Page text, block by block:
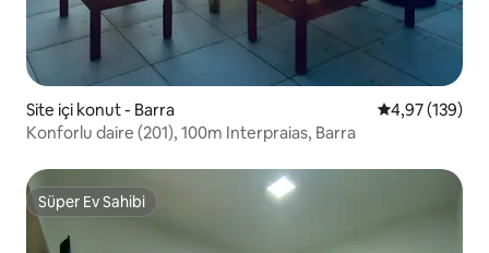
Site içi konut - Barra 5 üzerinden
4,97 (139)
Konforlu daire (201), 100m Interpraias, Barra
Süper Ev Sahibi
Süper Ev Sahibi